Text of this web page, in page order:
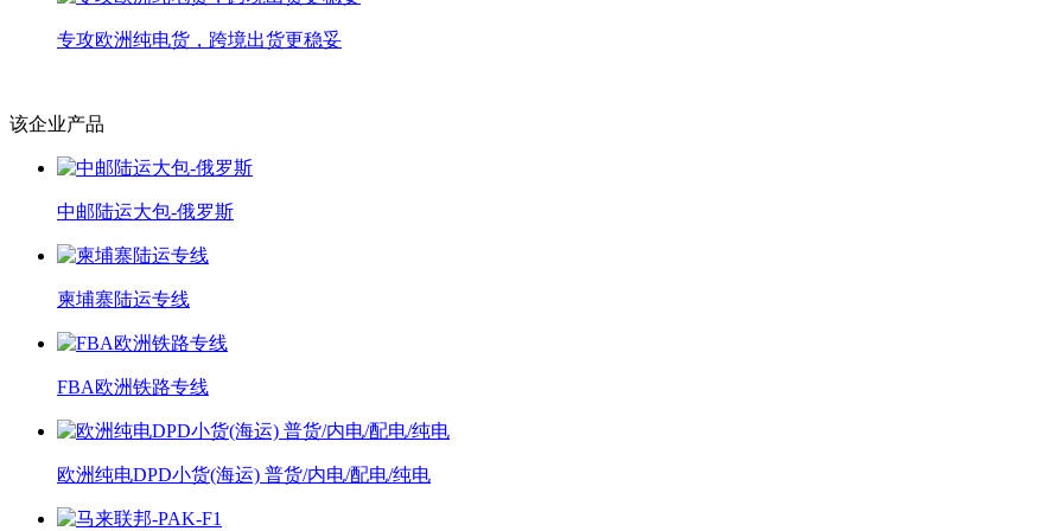
专攻欧洲纯电货，跨境出货更稳妥
该企业产品
中邮陆运大包-俄罗斯
柬埔寨陆运专线
FBA欧洲铁路专线
欧洲纯电DPD小货(海运) 普货/内电/配电/纯电